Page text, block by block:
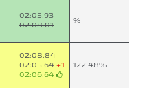
02:05.93
02:08.01
%
02:08.84
02:05.64 +1
02:06.64
122.48%